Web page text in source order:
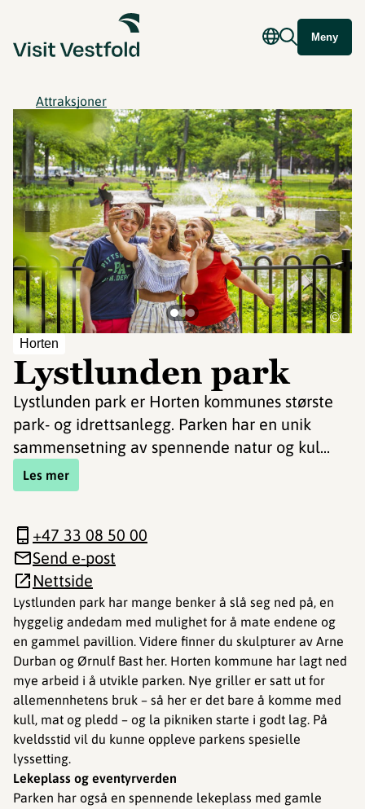
Meny
Attraksjoner
Horten
Lystlunden park
Lystlunden park er Horten kommunes største
park- og idrettsanlegg. Parken har en unik
sammensetning av spennende natur og kul...
Les mer
©
Lystlunden park har mange benker å slå seg ned på, en
hyggelig andedam med mulighet for å mate endene og
en gammel pavillion. Videre finner du skulpturer av Arne
Durban og Ørnulf Bast her. Horten kommune har lagt ned
mye arbeid i å utvikle parken. Nye griller er satt ut for
allemennhetens bruk – så her er det bare å komme med
kull, mat og pledd – og la pikniken starte i godt lag. På
kveldsstid vil du kunne oppleve parkens spesielle
lyssetting.
Lekeplass og eventyrverden
Parken har også en spennende lekeplass med gamle
+47 33 08 50 00
Send e-post
Nettside